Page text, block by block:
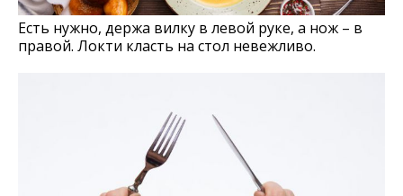
Есть нужно, держа вилку в левой руке, а нож – в
правой. Локти класть на стол невежливо.